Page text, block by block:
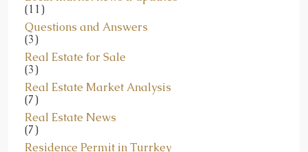
Questions and Answers
(3)
Real Estate for Sale
(3)
Real Estate Market Analysis
(7)
Real Estate News
(7)
Residence Permit in Turrkey
(3)